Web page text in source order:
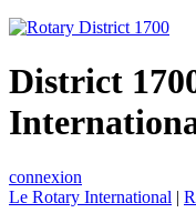
District
connexion
Le Rotary International |